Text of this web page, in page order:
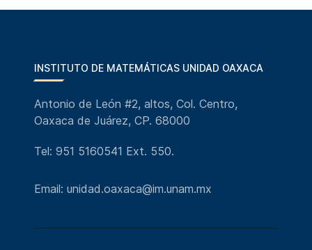
INSTITUTO DE MATEMÁTICAS UNIDAD OAXACA
Antonio de León #2, altos, Col. Centro,
Oaxaca de Juárez, CP. 68000
Tel: 951 5160541 Ext. 550.
Email: unidad.oaxaca@im.unam.mx